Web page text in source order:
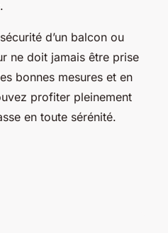
d’un balcon ou
ne doit jamais être prise
bonnes mesures et en
profiter pleinement
en toute sérénité.